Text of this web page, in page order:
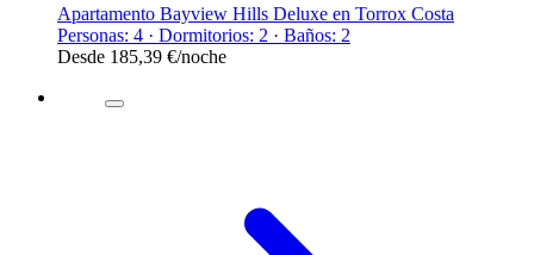
Apartamento Bayview Hills Deluxe en Torrox Costa
Personas: 4 · Dormitorios: 2 · Baños: 2
Desde 185,39 €/noche